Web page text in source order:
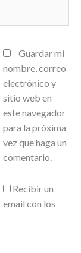
Guardar mi
nombre, correo
electrónico y
sitio web en
este navegador
para la próxima
vez que haga un
comentario.
Recibir un
email con los